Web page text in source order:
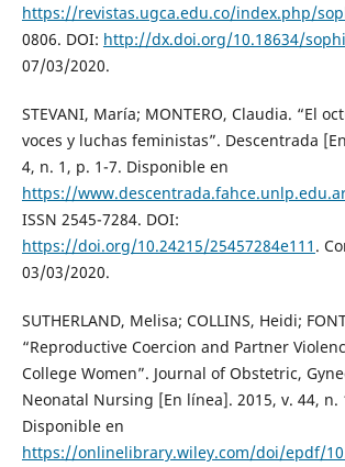
https://revistas.ugca.edu.co/index.php/
0806. DOI: http://dx.doi.org/10.18634/
07/03/2020.
STEVANI, María; MONTERO, Claudia. “El
voces y luchas feministas”. Descentrada
4, n. 1, p. 1-7. Disponible en
https://
ISSN 2545-7284. DOI:
https://doi.org/10.24215/25457284e111 .
03/03/2020.
SUTHERLAND, Melisa; COLLINS, Heidi;
“Reproductive Coercion and Partner
College Women”. Journal of Obstetric,
Neonatal Nursing [En línea]. 2015, v. 44, n.
Disponible en
https://onlinelibrary.wiley.com/doi/epdf/